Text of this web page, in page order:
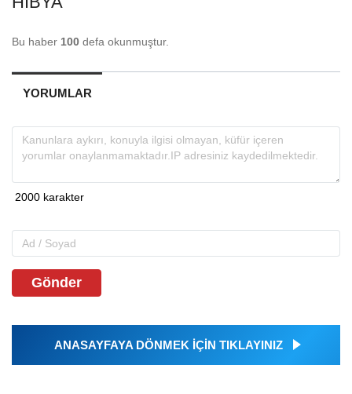
Bu haber 100 defa okunmuştur.
YORUMLAR
Gönder
ANASAYFAYA DÖNMEK İÇİN TIKLAYINIZ